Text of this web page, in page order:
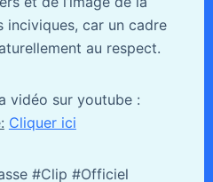
inciviques, car un cadre
au respect.
vidéo sur youtube :
Cliquer ici
#Clip #Officiel